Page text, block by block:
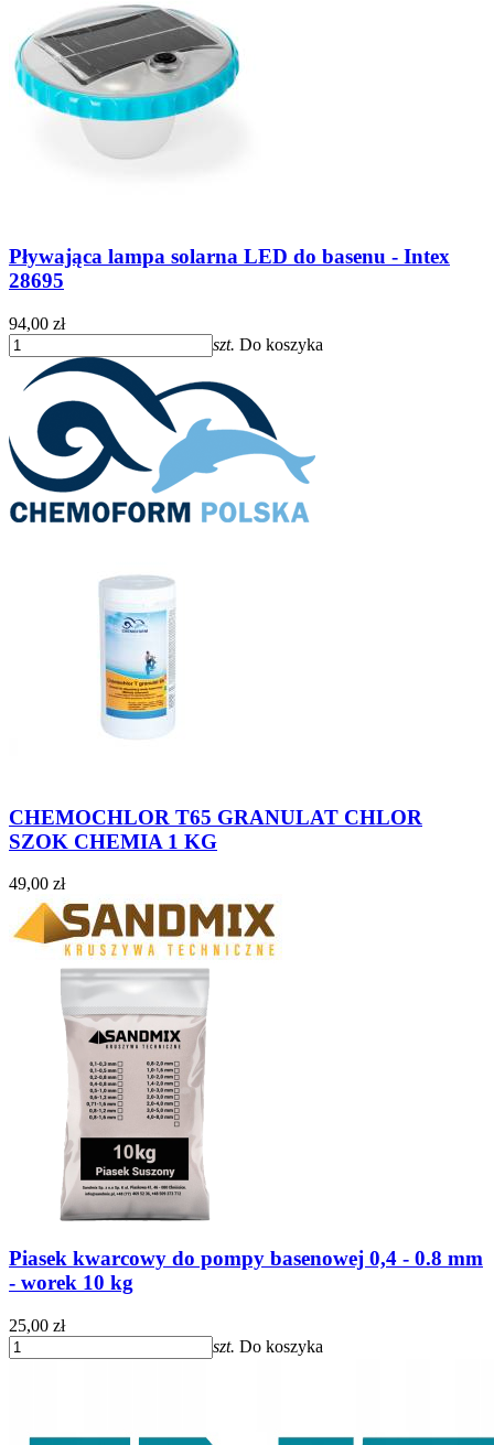
Pływająca lampa solarna LED do basenu - Intex
28695
94,00 zł
szt. Do koszyka
CHEMOCHLOR T65 GRANULAT CHLOR
SZOK CHEMIA 1 KG
49,00 zł
Piasek kwarcowy do pompy basenowej 0,4 - 0.8 mm
- worek 10 kg
25,00 zł
szt. Do koszyka